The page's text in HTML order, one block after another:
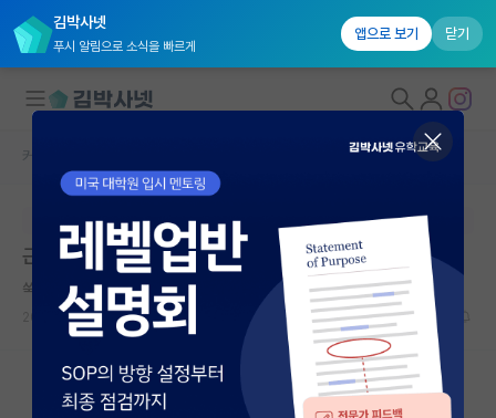
김박사넷
푸시 알림으로 소식을 빠르게
앱으로 보기 닫기
대학원생 모집
국내대학원 정보
연구실&오픈랩
커뮤니티
커뮤니티 홈
전체글보기
커뮤니티 홈
본문이 수정되지 않는 박제글입니다.
근데 물박사란게 왜 존재하는거에요?
쑥스러운 박경리
2026.05.15 30 14268